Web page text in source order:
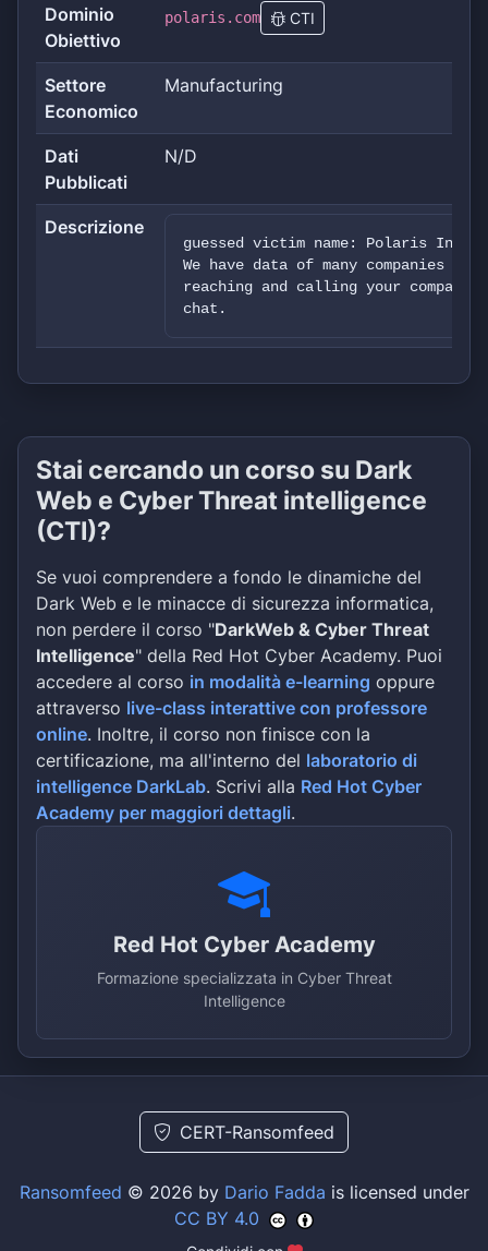
Dominio
Obiettivo
polaris.com CTI
Settore
Economico
Manufacturing
Dati
Pubblicati
N/D
Descrizione
guessed victim name: Polaris
We have data of many companies
reaching and calling your
chat.
Stai cercando un corso su Dark
Web e Cyber Threat intelligence
(CTI)?
Se vuoi comprendere a fondo le dinamiche del
Dark Web e le minacce di sicurezza informatica,
non perdere il corso "DarkWeb & Cyber Threat
Intelligence" della Red Hot Cyber Academy. Puoi
accedere al corso in modalità e-learning oppure
attraverso live-class interattive con professore
online. Inoltre, il corso non finisce con la
certificazione, ma all'interno del laboratorio di
intelligence DarkLab. Scrivi alla Red Hot Cyber
Academy per maggiori dettagli.
Red Hot Cyber Academy
Formazione specializzata in Cyber Threat
Intelligence
CERT-Ransomfeed
Ransomfeed © 2026 by Dario Fadda is licensed under
CC BY 4.0